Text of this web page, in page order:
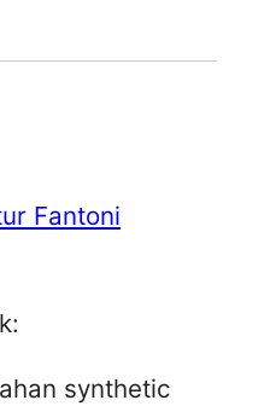
Fantoni
synthetic